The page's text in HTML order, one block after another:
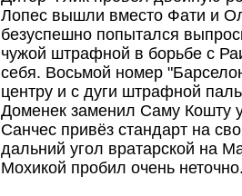
Лопес вышли вместо Фати и
безуспешно попытался
чужой штрафной в борьбе с
себя. Восьмой номер
центру и с дуги штрафной
Доменек заменил Саму Кошту
Санчес привёз стандарт на
дальний угол вратарской на
Мохикой пробил очень